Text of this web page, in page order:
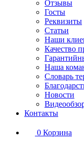
Отзывы
Госты
Реквизиты
Статьи
Наши
Качество
Наша
Словарь
Новости
Контакты
0 Корзина